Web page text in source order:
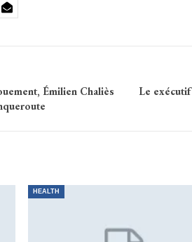
Émilien Chaliès
Le
HEALTH